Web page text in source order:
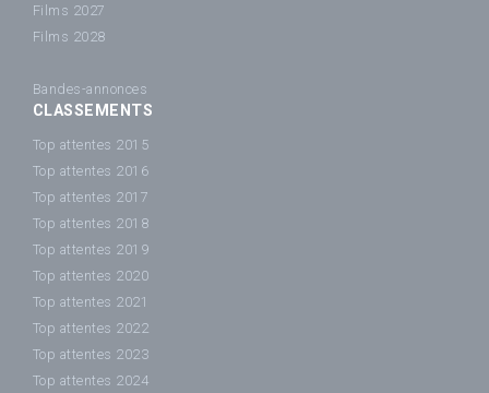
Films 2027
Films 2028
Bandes-annonces
CLASSEMENTS
Top attentes 2015
Top attentes 2016
Top attentes 2017
Top attentes 2018
Top attentes 2019
Top attentes 2020
Top attentes 2021
Top attentes 2022
Top attentes 2023
Top attentes 2024